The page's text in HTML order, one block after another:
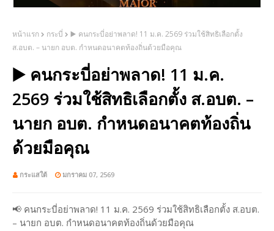
หน้าแรก กระบี่
▶️ คนกระบี่อย่าพลาด! 11 ม.ค. 2569 ร่วมใช้สิทธิเลือกตั้ง
ส.อบต. – นายก อบต. กำหนดอนาคตท้องถิ่นด้วยมือคุณ
▶️ คนกระบี่อย่าพลาด! 11 ม.ค.
2569 ร่วมใช้สิทธิเลือกตั้ง ส.อบต. –
นายก อบต. กำหนดอนาคตท้องถิ่น
ด้วยมือคุณ
กระแสใต้ มกราคม 07, 2569
📢 คนกระบี่อย่าพลาด! 11 ม.ค. 2569 ร่วมใช้สิทธิเลือกตั้ง ส.อบต.
– นายก อบต. กำหนดอนาคตท้องถิ่นด้วยมือคุณ